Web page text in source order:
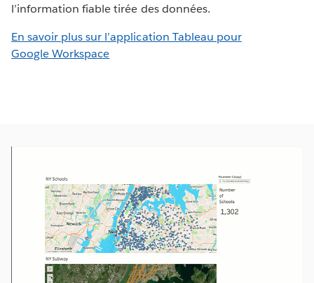
l’information fiable tirée des données.
En savoir plus sur l’application Tableau pour
Google Workspace